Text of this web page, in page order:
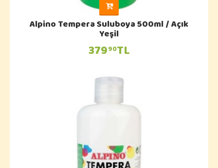
Alpino Tempera Suluboya 500ml / Açık
Yeşil
37990TL